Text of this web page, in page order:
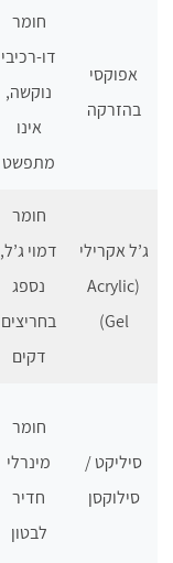
אפוקסי
בהזרקה
חומר
דו-רכיבי
נוקשה,
אינו
מתפשט
ג’ל אקרילי
(Acrylic
Gel)
חומר
דמוי ג’ל,
נספג
בחריצים
דקים
סיליקט /
סילוקסן
חומר
מינרלי
חדיר
לבטון